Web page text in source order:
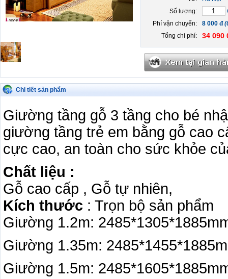
Số lượng:
Phí vận chuyển:
8 000 đ
Tổng chi phí:
34 090
Chi tiết sản phẩm
Giường tầng gỗ 3 tầng cho bé
giường tầng trẻ em bằng gỗ cao
cực cao, an toàn cho sức khỏe
Chất liệu :
Gỗ cao cấp , Gỗ tự nhiên,
Kích thước : Trọn bộ sản phẩm
Giường 1.2m:
Giường 1.35m:
Giường 1.5m: